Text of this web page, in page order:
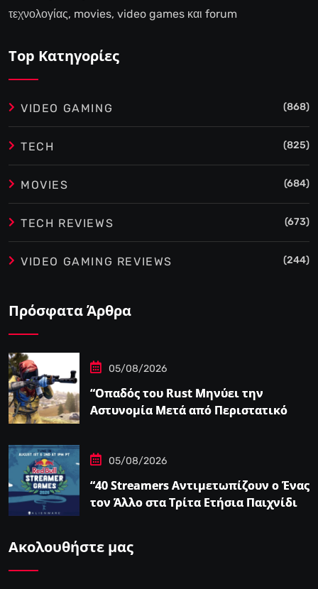
τεχνολογίας, movies, video games και forum
Top Κατηγορίες
VIDEO GAMING (868)
TECH (825)
MOVIES (684)
TECH REVIEWS (673)
VIDEO GAMING REVIEWS (244)
Πρόσφατα Άρθρα
05/08/2026
“Οπαδός του Rust Μηνύει την
Αστυνομία Μετά από Περιστατικό
05/08/2026
“40 Streamers Αντιμετωπίζουν ο Ένας
τον Άλλο στα Τρίτα Ετήσια Παιχνίδια
Ακολουθήστε μας